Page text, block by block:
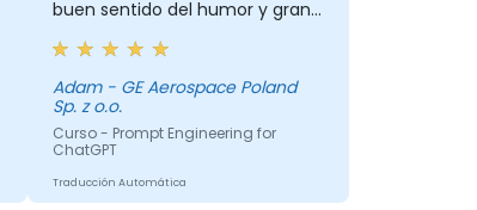
buen sentido del humor y gran
nivel de detalle)
Adam - GE Aerospace Poland
Sp. z o.o.
Curso - Prompt Engineering for
ChatGPT
Traducción Automática